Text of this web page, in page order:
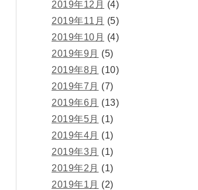
2019年12月 (4)
2019年11月 (5)
2019年10月 (4)
2019年9月 (5)
2019年8月 (10)
2019年7月 (7)
2019年6月 (13)
2019年5月 (1)
2019年4月 (1)
2019年3月 (1)
2019年2月 (1)
2019年1月 (2)